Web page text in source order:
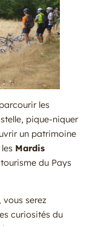
les
pique-niquer
un patrimoine
Mardis
du Pays
serez
curiosités du